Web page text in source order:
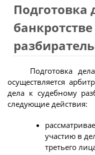
Подготовка
Подготовка
осуществляется
дела к судебному
следующие действия:
участию в
третьего